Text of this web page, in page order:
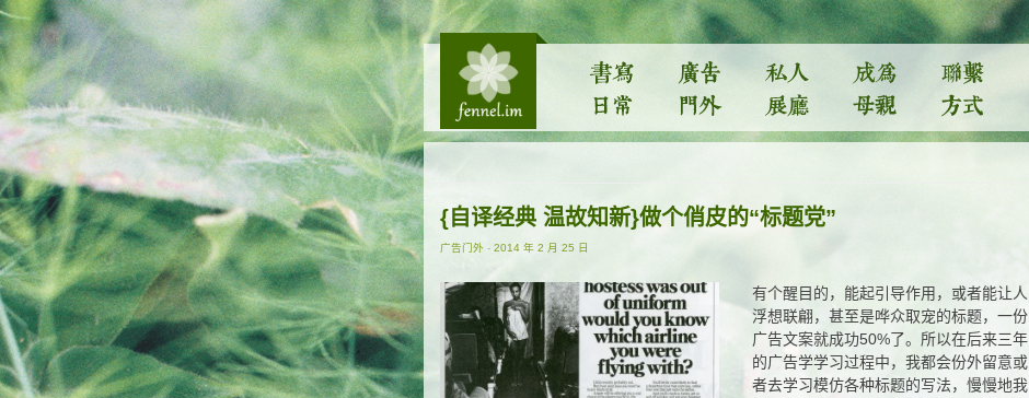
{自译经典 温故知新}做个俏皮的“标题党”
广告门外 - 2014 年 2 月 25 日
有个醒目的，能起引导作用，或者能让人
浮想联翩，甚至是哗众取宠的标题，一份
广告文案就成功50%了。所以在后来三年
的广告学学习过程中，我都会份外留意或
者去学习模仿各种标题的写法，慢慢地我